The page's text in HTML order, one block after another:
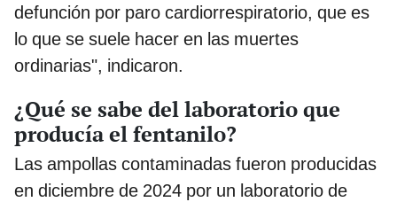
defunción por paro cardiorrespiratorio, que es
lo que se suele hacer en las muertes
ordinarias", indicaron.
¿Qué se sabe del laboratorio que
producía el fentanilo?
Las ampollas contaminadas fueron producidas
en diciembre de 2024 por un laboratorio de